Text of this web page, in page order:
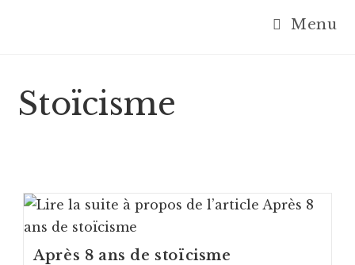
Menu
Stoïcisme
Après 8 ans de stoïcisme